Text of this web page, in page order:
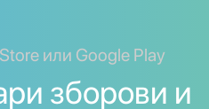
или Google Play
зборови и